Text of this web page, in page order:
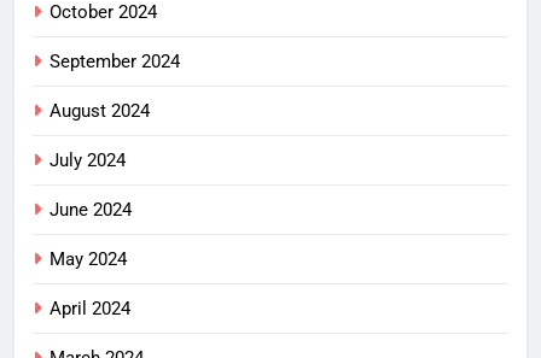
October 2024
September 2024
August 2024
July 2024
June 2024
May 2024
April 2024